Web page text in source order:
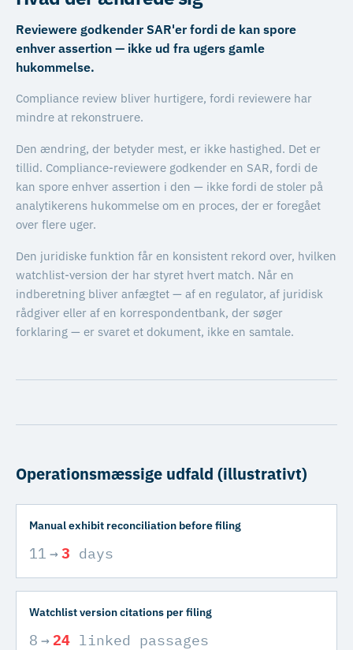
Reviewere godkender SAR'er fordi de kan spore
enhver assertion — ikke ud fra ugers gamle
hukommelse.
Compliance review bliver hurtigere, fordi reviewere har
mindre at rekonstruere.
Den ændring, der betyder mest, er ikke hastighed. Det er
tillid. Compliance-reviewere godkender en SAR, fordi de
kan spore enhver assertion i den — ikke fordi de stoler på
analytikerens hukommelse om en proces, der er foregået
over flere uger.
Den juridiske funktion får en konsistent rekord over, hvilken
watchlist-version der har styret hvert match. Når en
indberetning bliver anfægtet — af en regulator, af juridisk
rådgiver eller af en korrespondentbank, der søger
forklaring — er svaret et dokument, ikke en samtale.
Operationsmæssige udfald (illustrativt)
Manual exhibit reconciliation before filing
11 → 3 days
Watchlist version citations per filing
8 → 24 linked passages